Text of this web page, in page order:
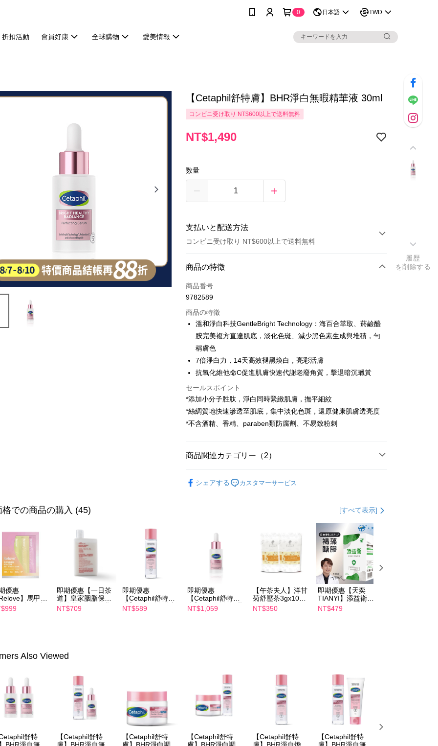
0 日本語 TWD
折扣活動 會員好康 全球購物 愛美情報
【Cetaphil舒特膚】BHR淨白無暇精華液 30ml
コンビニ受け取り NT$600以上で送料無料
NT$1,490
数量
支払いと配送方法
コンビニ受け取り NT$600以上で送料無料
お支払い方法
クレジットカード1回払い
コンビニ店頭代金引換
LINE Pay
Apple Pay
JKOPAY
Easy Wallet
Google Pay
Plus Pay
AFTEE代金後払い
1.お支払い方法でAFTEE代金後払いを選択すると、携帯電話認証ウィン
3.注文するときのお支払いは不要です。商品はご指定の住所に配送されま
たはアプリの通知に従って、4大コンビニ、またはATM/オンラインバンキ
代金納付期限は最短で 14 日以内ですので、ご注意ください。AFTEE ア
プリをダウンロードして AFTEE 会員になるとお支払い期限を最長 45 日
お支払期限は、ショップが請求した期日と、AFTEEで延長できる日数を
もとに計算されます。AFTEEで注文すると、商品を受け取るまで支払い
期限を延長できますが、商品を期限内に受け取れない場合があります
三、利用規約「AFTEE代金後払い」（以下当サービスという）はネット
プロテクションズ（以下 AFTEE という）が提供し、AFTEEが代金を徴収
します。当サービスご利用の際に提供しなければならない個人情報（注
文者の氏名、電話番号、受取人の氏名、電話番号、受取人住所を含むが
されます。AFTEEの個人情報の収集、処理、利用について、詳細は
ATM払い
配送方法
配送毎にNT$100、NT$600以上で送料無料
萊爾富取貨付款
付款後萊爾富取貨
配送毎にNT$100、NT$600以上で送料無料
配送毎にNT$100、NT$600以上で送料無料
宅配
配送毎にNT$100、NT$600以上で送料無料
配送毎にNT$150、NT$1,500以上で送料無料
商品の特徴
商品番号
9782589
商品の特徴
溫和淨白科技GentleBright Technology：海百合萃取、菸鹼醯
胺完美複方直達肌底，淡化色斑、減少黑色素生成與堆積，勻
稱膚色
7倍淨白力，14天高效褪黑煥白，亮彩活膚
抗氧化維他命C促進肌膚快速代謝老廢角質，擊退暗沉蠟黃
セールスポイント
*添加小分子胜肽，淨白同時緊緻肌膚，撫平細紋
*絲綢質地快速滲透至肌底，集中淡化色斑，還原健康肌膚透亮度
*不含酒精、香精、paraben類防腐劑、不易致粉刺
商品関連カテゴリー（2）
シェアする カスタマーサービス
格での商品の購入 (45) [すべて表示]
優惠
Relove】馬甲纖
24包/盒-綜合
味(效期2027-
即期優惠【一日茶
道】皇家胭脂保濕
沐浴乳600ml 效期
2027/2/19
NT$709
即期優惠
【Cetaphil舒特
膚】BHR淨白煥新
化妝水 150mL 效
NT$589
即期優惠
【Cetaphil舒特
膚】BHR淨白無暇
精華液 30ml 效期
NT$1,059
【午茶夫人】洋甘
菊舒壓茶3gx10入/
包 x2
NT$350
即期優惠【天奕
TIANYI】添益衛
(30粒/盒) 日本專
利JSF-1®褐藻醣
NT$479
Also Viewed
Cetaphil舒特
【Cetaphil舒特
【Cetaphil舒特
【Cetaphil舒特
【Cetaphil舒特
【Cetaphil舒特
履歴
を削除する